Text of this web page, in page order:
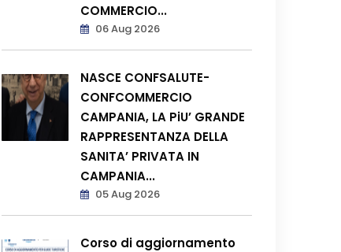
COMMERCIO...
06 Aug 2026
NASCE CONFSALUTE-
CONFCOMMERCIO
CAMPANIA, LA PiU’ GRANDE
RAPPRESENTANZA DELLA
SANITA’ PRIVATA IN
CAMPANIA...
05 Aug 2026
Corso di aggiornamento